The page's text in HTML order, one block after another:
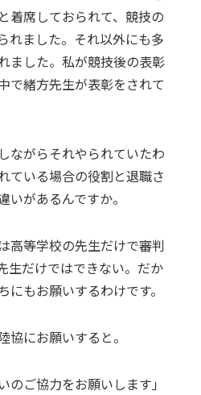
着席しておられて、競技の
れました。それ以外にも多
ました。私が競技後の表彰
で緒方先生が表彰をされて
がらそれやられていたわ
ている場合の役割と退職さ
いがあるんですか。
等学校の先生だけで審判
生だけではできない。だか
にもお願いするわけです。
にお願いすると。
ご協力をお願いします」